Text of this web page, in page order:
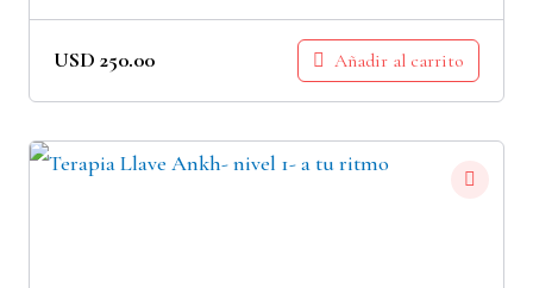
USD 250.00 Añadir al carrito